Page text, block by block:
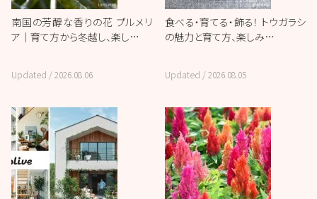
南国の芳醇な香りの花 プルメリ
ア｜育て方から冬越し、楽し…
Updated /2026.08.06
食べる・育てる・飾る！ トウガラシ
の魅力と育て方、楽しみ…
Updated /2026.08.05